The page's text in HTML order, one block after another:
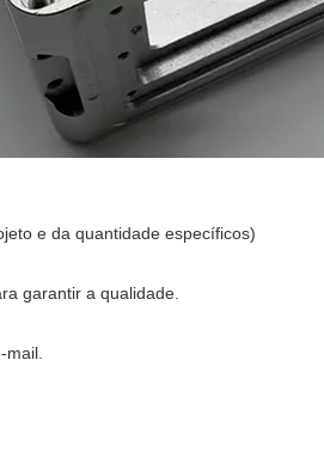
e da quantidade específicos)
garantir a qualidade.